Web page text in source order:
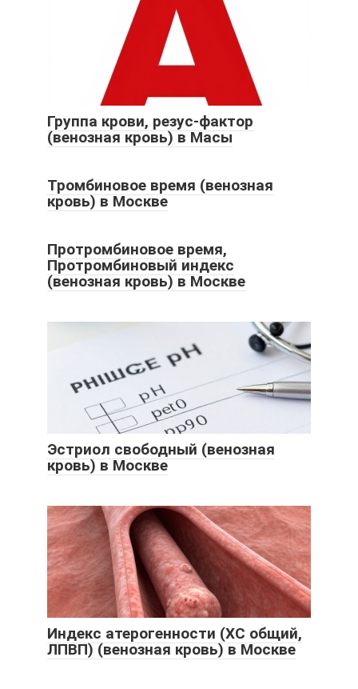
Группа крови, резус-фактор
(венозная кровь) в Масы
Тромбиновое время (венозная
кровь) в Москве
Протромбиновое время,
Протромбиновый индекс
(венозная кровь) в Москве
Эстриол свободный (венозная
кровь) в Москве
Индекс атерогенности (ХС общий,
ЛПВП) (венозная кровь) в Москве